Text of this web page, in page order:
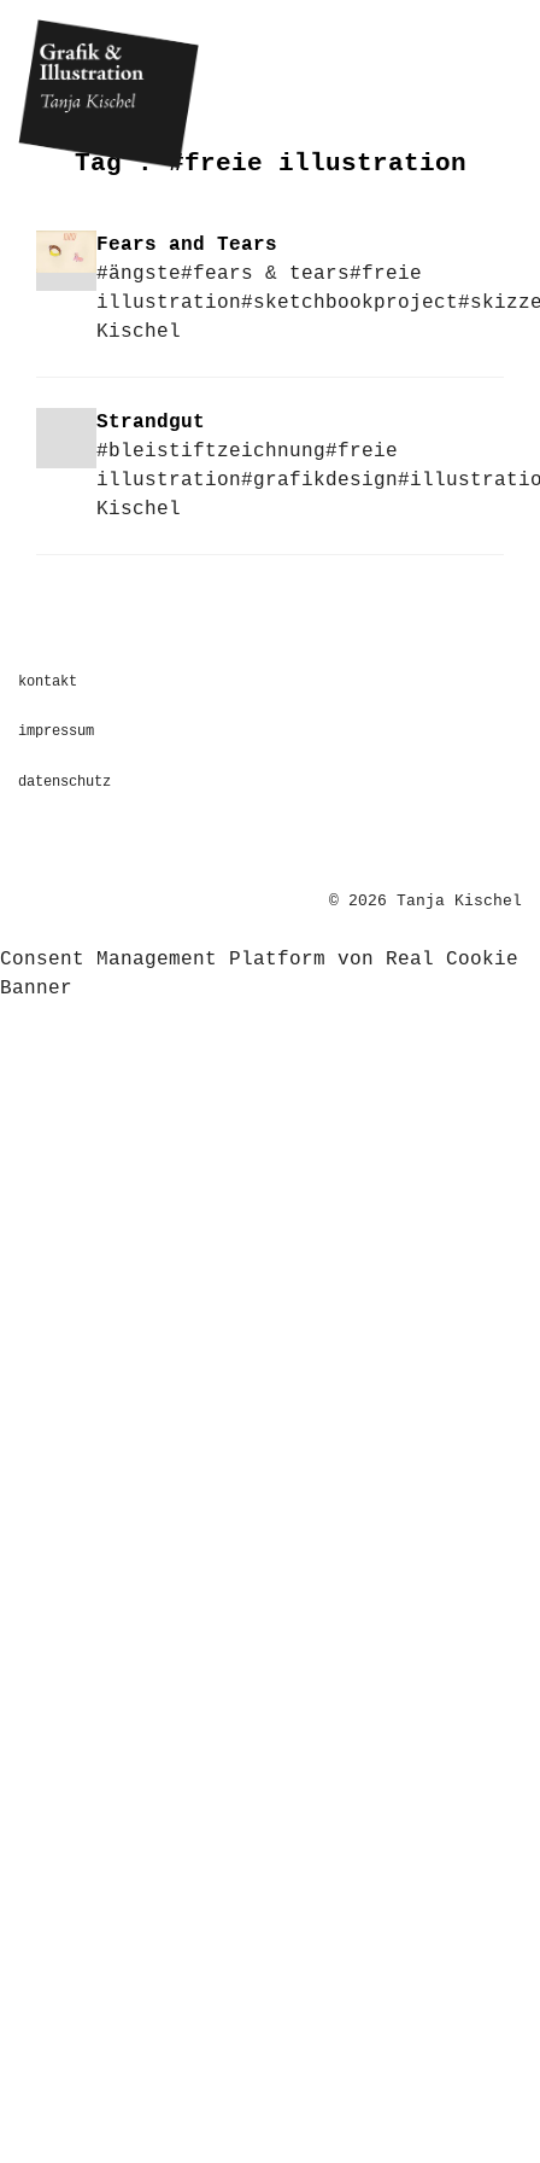
Tag :#freie illustration
Fears and Tears
#ängste#fears & tears#freie
illustration#sketchbookproject
Kischel
Strandgut
#bleistiftzeichnung#freie
illustration#grafikdesign
Kischel
kontakt
impressum
datenschutz
© 2026 Tanja Kischel
Consent Management Platform von Real Cookie
Banner